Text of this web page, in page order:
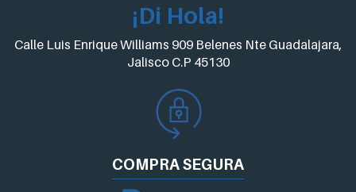
¡Di Hola!
Calle Luis Enrique Williams 909 Belenes Nte Guadalajara,
Jalisco C.P 45130
COMPRASEGURA